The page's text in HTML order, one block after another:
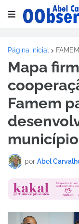
Página inicial FAMEM
Mapa
Famem
por Abel